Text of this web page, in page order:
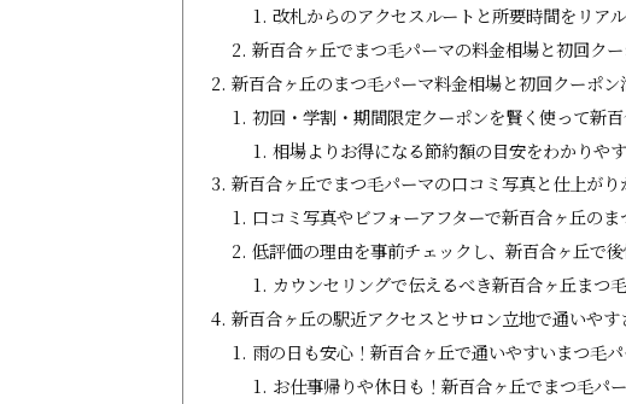
改札からのアクセスルートと所要時間をリア
新百合ヶ丘でまつ毛パーマの料金相場と初回ク
新百合ヶ丘のまつ毛パーマ料金相場と初回クーポン
初回・学割・期間限定クーポンを賢く使って新
相場よりお得になる節約額の目安をわかりや
新百合ヶ丘でまつ毛パーマの口コミ写真と仕上がり
口コミ写真やビフォーアフターで新百合ヶ丘の
低評価の理由を事前チェックし、新百合ヶ丘で
カウンセリングで伝えるべき新百合ヶ丘まつ
新百合ヶ丘の駅近アクセスとサロン立地で通いやす
雨の日も安心！新百合ヶ丘で通いやすいまつ毛
お仕事帰りや休日も！新百合ヶ丘でまつ毛パ